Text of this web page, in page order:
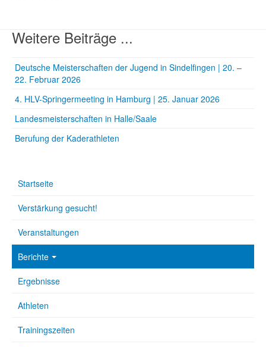
Weitere Beiträge ...
Deutsche Meisterschaften der Jugend in Sindelfingen | 20. –
22. Februar 2026
4. HLV-Springermeeting in Hamburg | 25. Januar 2026
Landesmeisterschaften in Halle/Saale
Berufung der Kaderathleten
Startseite
Verstärkung gesucht!
Veranstaltungen
Berichte
Ergebnisse
Athleten
Trainingszeiten